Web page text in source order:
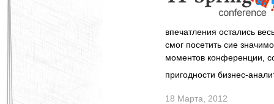
впечатления остались
смог посетить сие
моментов конференции,
пригодности бизнес-
18 Марта, 2012